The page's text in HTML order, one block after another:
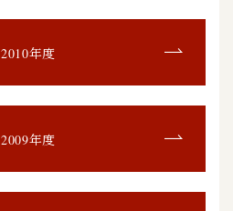
2010年度
2009年度